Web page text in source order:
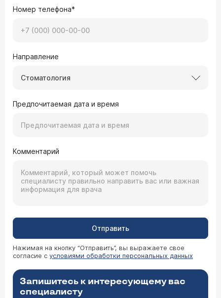
Номер телефона*
Направление
Стоматология
Предпочитаемая дата и время
Комментарий
Отправить
Нажимая на кнопку “Отправить”, вы выражаете свое
согласие с условиями обработки персональных данных
Запишитесь к интересующему вас
специалисту